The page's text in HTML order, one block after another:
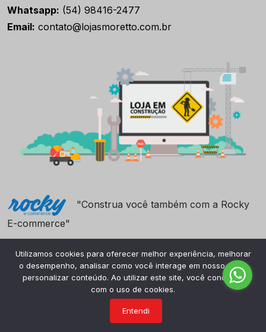
Whatsapp: (54) 98416-2477
Email: contato@lojasmoretto.com.br
"Construa você também com a Rocky
E-commerce"
Utilizamos cookies para oferecer melhor experiência, melhorar
o desempenho, analisar como você interage em nosso site e
personalizar conteúdo. Ao utilizar este site, você concorda
com o uso de cookies.
Entendi